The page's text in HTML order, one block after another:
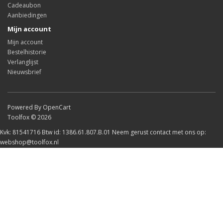
Cadeaubon
Aanbiedingen
Mijn account
Mijn account
Bestelhistorie
Verlanglijst
Nieuwsbrief
Powered By OpenCart
Toolfox © 2026
Kvk: 81541716 Btw id: 1386.61.807.B.01 Neem gerust contact met ons op:
webshop@toolfox.nl